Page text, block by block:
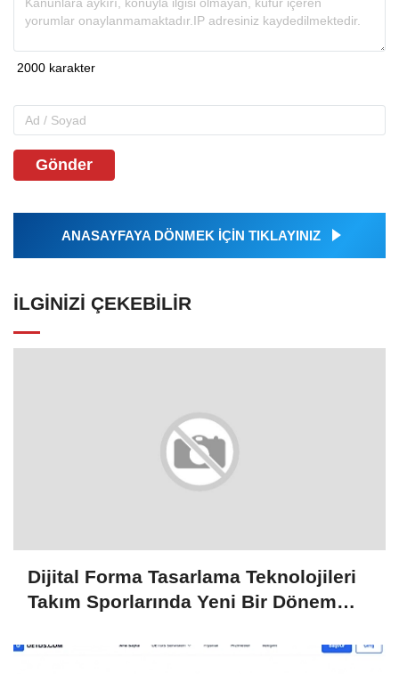
Gönder
ANASAYFAYA DÖNMEK İÇİN TIKLAYINIZ
İLGINIZI ÇEKEBILIR
Dijital Forma Tasarlama Teknolojileri
Takım Sporlarında Yeni Bir Dönem